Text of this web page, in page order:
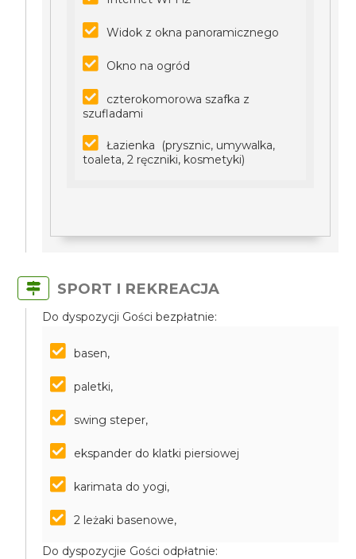
Widok z okna panoramicznego
Okno na ogród
czterokomorowa szafka z
szufladami
Łazienka (prysznic, umywalka,
toaleta, 2 ręczniki, kosmetyki)
SPORT I REKREACJA
Do dyspozycji Gości bezpłatnie:
basen,
paletki,
swing steper,
ekspander do klatki piersiowej
karimata do yogi,
2 leżaki basenowe,
Do dyspozycjie Gości odpłatnie: